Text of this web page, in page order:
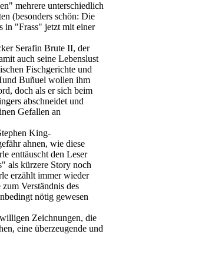
mehrere unterschiedlich
(besonders schön: Die
in "Frass" jetzt mit einer
Serafin Brute II, der
auch seine Lebenslust
Fischgerichte und
Buñuel wollen ihm
doch als er sich beim
abschneidet und
Gefallen an
King-
ahnen, wie diese
enttäuscht den Leser
als kürzere Story noch
erzählt immer wieder
Verständnis des
nötig gewesen
Zeichnungen, die
eine überzeugende und